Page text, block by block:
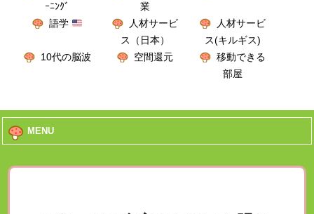
ｰﾆﾝｸﾞ
業
語学
人材サービ
ス（日本）
人材サービ
ス(キルギス)
10代の脳波
空間還元
移動できる
部屋
MENU